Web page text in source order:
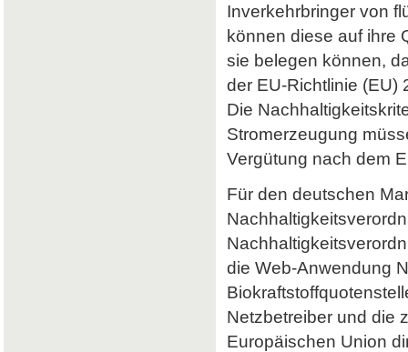
Inverkehrbringer von
können diese auf ihre
sie belegen können,
der EU-Richtlinie (EU)
Die
Stromerzeugung
Vergütung nach dem
Für den deutschen
die Web-Anwendung
Netzbetreiber und die
Europäischen Union